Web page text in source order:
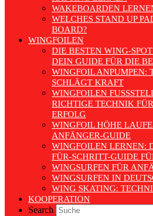
WAKEBOARDEN
WELCHES STAND UP
BOARD?
WINGFOILEN
DIE BESTEN WING-
DEIN GUIDE FÜR DIE
WINGFOIL ANPUMPEN:
SCHLÄGT KRAFT
WINGFOILEN
ICHTIGE TECHNIK FÜR
RFOLG
WINGFOIL HÖHE
ANFÄNGER-GUIDE
WINGFOILEN LERNEN:
FÜR-SCHRITT-GUIDE
WINGSURFEN FÜR
WINGSURFEN IN
WING SKATING:
KOOPERATION
Search